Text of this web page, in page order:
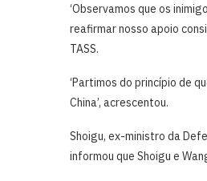
‘Observamos que os
reafirmar nosso apoio
TASS.
‘Partimos ⁠do princípio de
China’, acrescentou.
Shoigu, ex-ministro da
informou que Shoigu e